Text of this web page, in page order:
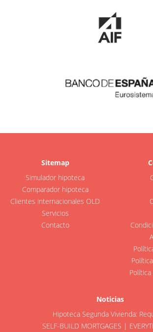
Sitemap
Simulador hipoteca
Comparador hipoteca
Clientes internacionales OLD
Servicios
Contacto
Noticias
Hipoteca Segunda Vivienda:
SELF-BUILD MORTGAGES |